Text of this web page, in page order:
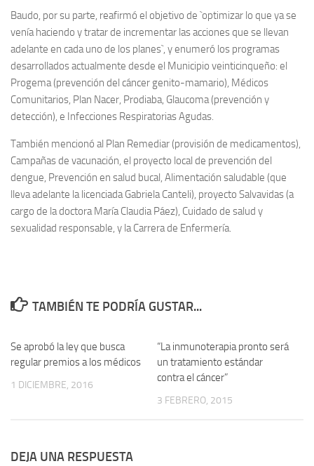
Baudo, por su parte, reafirmó el objetivo de `optimizar lo que ya se
venía haciendo y tratar de incrementar las acciones que se llevan
adelante en cada uno de los planes`, y enumeró los programas
desarrollados actualmente desde el Municipio veinticinqueño: el
Progema (prevención del cáncer genito-mamario), Médicos
Comunitarios, Plan Nacer, Prodiaba, Glaucoma (prevención y
detección), e Infecciones Respiratorias Agudas.
También mencionó al Plan Remediar (provisión de medicamentos),
Campañas de vacunación, el proyecto local de prevención del
dengue, Prevención en salud bucal, Alimentación saludable (que
lleva adelante la licenciada Gabriela Canteli), proyecto Salvavidas (a
cargo de la doctora María Claudia Páez), Cuidado de salud y
sexualidad responsable, y la Carrera de Enfermería.
TAMBIÉN TE PODRÍA GUSTAR...
Se aprobó la ley que busca
regular premios a los médicos
1 DICIEMBRE, 2016
“La inmunoterapia pronto será
un tratamiento estándar
contra el cáncer”
3 FEBRERO, 2015
DEJA UNA RESPUESTA